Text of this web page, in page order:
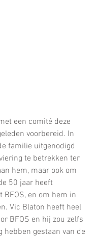
voorbereid. In
familie uitgenodigd
te betrekken ter
hem, maar ook om
50 jaar heeft
BFOS, en om hem in
Vic Blaton heeft heel
BFOS en hij zou zelfs
hebben gestaan van de